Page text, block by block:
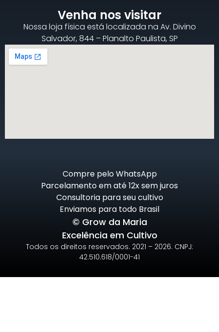
Venha nos visitar
Nossa loja física está localizada na Av. Divino
Salvador, 844 – Planalto Paulista, SP
Compre pelo WhatsApp
Parcelamento em até 12x sem juros
Consultoria para seu cultivo
Enviamos para todo Brasil
© Grow da Maria
Excelência em Cultivo
Todos os direitos reservados. 2021 – 2026. CNPJ:
42.510.618/0001-41